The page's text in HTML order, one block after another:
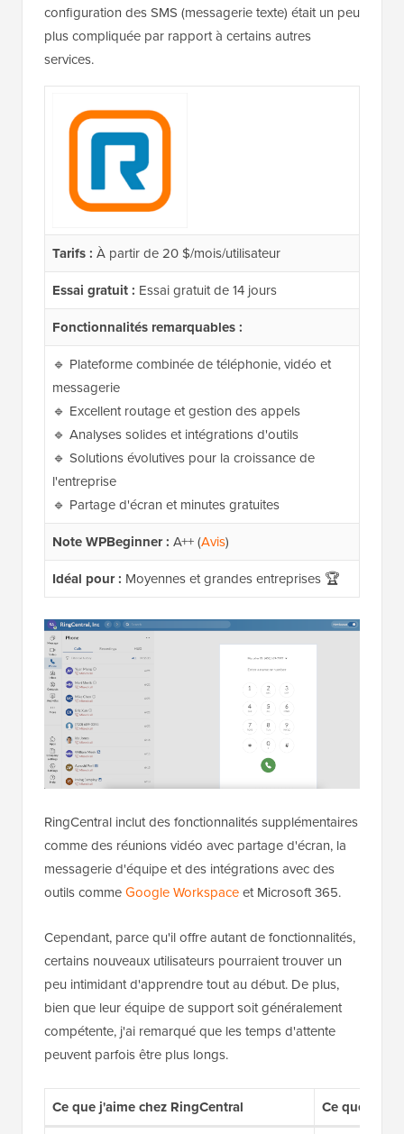
configuration des SMS (messagerie texte) était un peu
plus compliquée par rapport à certains autres
services.
Tarifs : À partir de 20 $/mois/utilisateur
Essai gratuit : Essai gratuit de 14 jours
Fonctionnalités remarquables :
🔹 Plateforme combinée de téléphonie, vidéo et
messagerie
🔹 Excellent routage et gestion des appels
🔹 Analyses solides et intégrations d'outils
🔹 Solutions évolutives pour la croissance de
l'entreprise
🔹 Partage d'écran et minutes gratuites
Note WPBeginner : A++ (Avis)
Idéal pour : Moyennes et grandes entreprises 🏆
RingCentral inclut des fonctionnalités supplémentaires
comme des réunions vidéo avec partage d'écran, la
messagerie d'équipe et des intégrations avec des
outils commeGoogle Workspaceet Microsoft 365.
Cependant, parce qu'il offre autant de fonctionnalités,
certains nouveaux utilisateurs pourraient trouver un
peu intimidant d'apprendre tout au début. De plus,
bien que leur équipe de support soit généralement
compétente, j'ai remarqué que les temps d'attente
peuvent parfois être plus longs.
Ce que j'aime chez RingCentral Ce que je